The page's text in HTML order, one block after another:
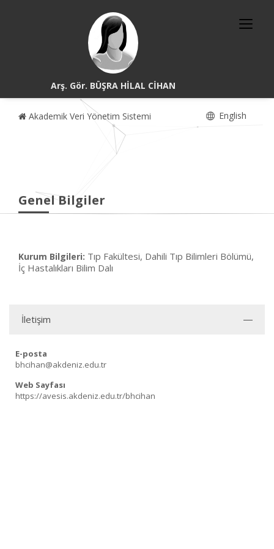
Arş. Gör. BÜŞRA HİLAL CİHAN
Akademik Veri Yönetim Sistemi English
Genel Bilgiler
Kurum Bilgileri: Tıp Fakültesi, Dahili Tıp Bilimleri Bölümü,
İç Hastalıkları Bilim Dalı
İletişim
E-posta
bhcihan@akdeniz.edu.tr
Web Sayfası
https://avesis.akdeniz.edu.tr/bhcihan